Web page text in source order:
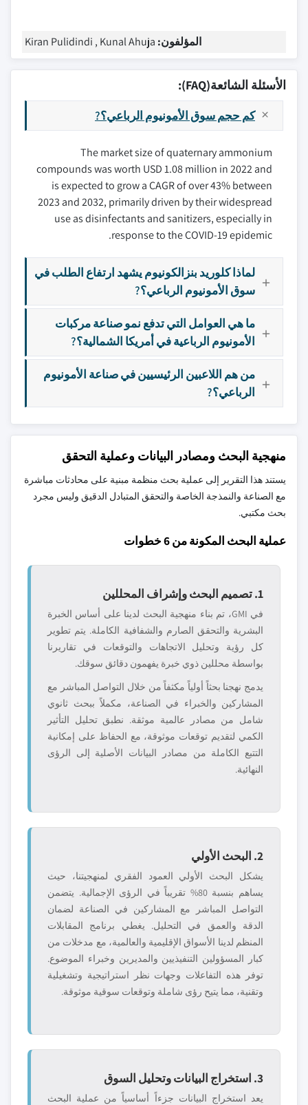
المؤلفون: Kiran Pulidindi , Kunal Ahuja
الأسئلة الشائعة(FAQ):
كم حجم سوق الأمونيوم الرباعي؟?
The market size of quaternary ammonium
compounds was worth USD 1.08 million in 2022 and
is expected to grow a CAGR of over 43% between
2023 and 2032, primarily driven by their widespread
use as disinfectants and sanitizers, especially in
response to the COVID-19 epidemic.
لماذا كلوريد بنزالكونيوم يشهد ارتفاع الطلب في
سوق الأمونيوم الرباعي؟?
ما هي العوامل التي تدفع نمو صناعة مركبات
الأمونيوم الرباعية في أمريكا الشمالية؟?
من هم اللاعبين الرئيسيين في صناعة الأمونيوم
الرباعي؟?
منهجية البحث ومصادر البيانات وعملية التحقق
يستند هذا التقرير إلى عملية بحث منظمة مبنية على محادثات مباشرة
مع الصناعة والنمذجة الخاصة والتحقق المتبادل الدقيق وليس مجرد
بحث مكتبي.
عملية البحث المكونة من 6 خطوات
1. تصميم البحث وإشراف المحللين
في GMI، تم بناء منهجية البحث لدينا على أساس الخبرة
البشرية والتحقق الصارم والشفافية الكاملة. يتم تطوير
كل رؤية وتحليل الاتجاهات والتوقعات في تقاريرنا
بواسطة محللين ذوي خبرة يفهمون دقائق سوقك.
يدمج نهجنا بحثاً أولياً مكثفاً من خلال التواصل المباشر مع
المشاركين والخبراء في الصناعة، مكملاً ببحث ثانوي
شامل من مصادر عالمية موثقة. نطبق تحليل التأثير
الكمي لتقديم توقعات موثوقة، مع الحفاظ على إمكانية
التتبع الكاملة من مصادر البيانات الأصلية إلى الرؤى
النهائية.
2. البحث الأولي
يشكل البحث الأولي العمود الفقري لمنهجيتنا، حيث
يساهم بنسبة 80% تقريباً في الرؤى الإجمالية. يتضمن
التواصل المباشر مع المشاركين في الصناعة لضمان
الدقة والعمق في التحليل. يغطي برنامج المقابلات
المنظم لدينا الأسواق الإقليمية والعالمية، مع مدخلات من
كبار المسؤولين التنفيذيين والمديرين وخبراء الموضوع.
توفر هذه التفاعلات وجهات نظر استراتيجية وتشغيلية
وتقنية، مما يتيح رؤى شاملة وتوقعات سوقية موثوقة.
3. استخراج البيانات وتحليل السوق
يعد استخراج البيانات جزءاً أساسياً من عملية البحث